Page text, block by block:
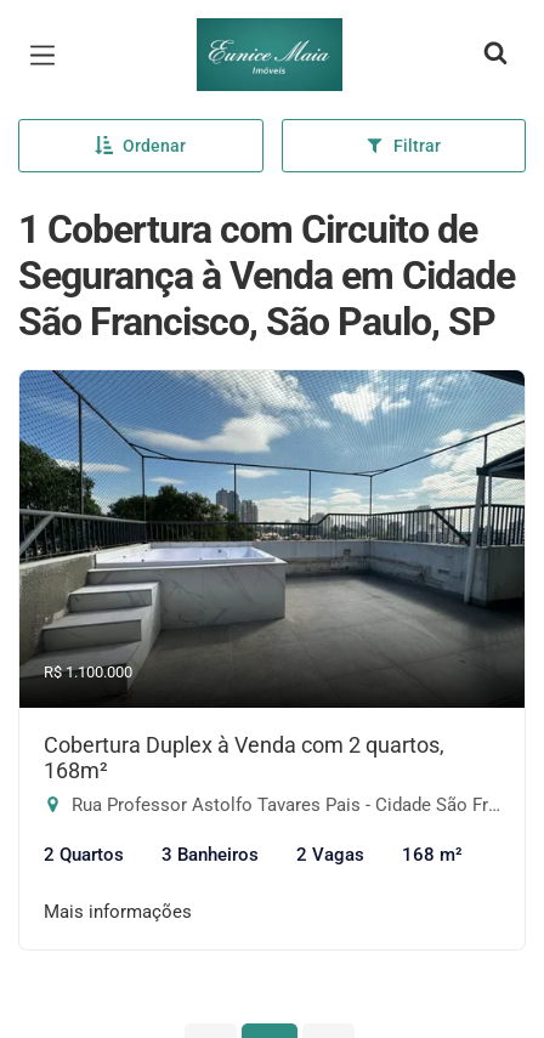
Página inicial
Ordenar Filtrar
1 Cobertura com Circuito de
Segurança à Venda em Cidade
São Francisco, São Paulo, SP
R$ 1.100.000
Cobertura Duplex à Venda com 2 quartos,
168m²
Rua Professor Astolfo Tavares Pais - Cidade São Francisco, São Paulo-SP
2 Quartos 3 Banheiros 2 Vagas 168 m²
Mais informações